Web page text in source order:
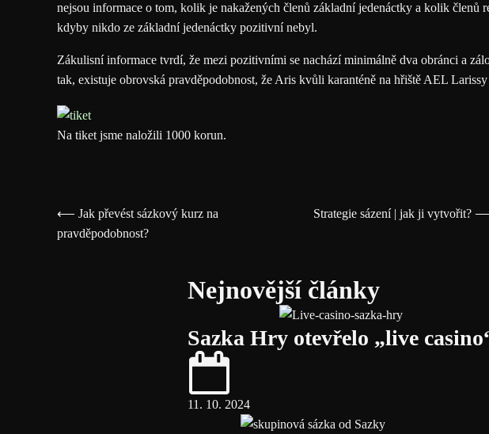
nejsou informace o tom, kolik je nakažených členů základní jedenáctky a kolik
kdyby nikdo ze základní jedenáctky pozitivní nebyl.
Zákulisní informace tvrdí, že mezi pozitivními se nachází minimálně dva obránci a
tak, existuje obrovská pravděpodobnost, že Aris kvůli karanténě na hřiště AEL
Na tiket jsme naložili 1000 korun.
⟵ Jak převést sázkový kurz na
pravděpodobnost?
Strategie sázení | jak ji vytvořit?
Nejnovější články
Sazka Hry otevřelo „live
11. 10. 2024